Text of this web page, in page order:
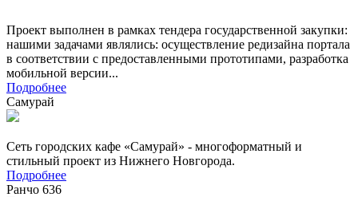
Проект выполнен в рамках тендера государственной закупки:
нашими задачами являлись: осуществление редизайна портала
в соответствии с предоставленными прототипами, разработка
мобильной версии...
Подробнее
Самурай
Сеть городских кафе «Самурай» - многоформатный и
стильный проект из Нижнего Новгорода.
Подробнее
Ранчо 636